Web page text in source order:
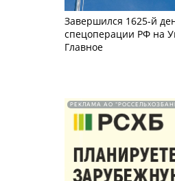
Завершился 1625-й
спецоперации РФ на
Главное
РЕКЛАМА АО